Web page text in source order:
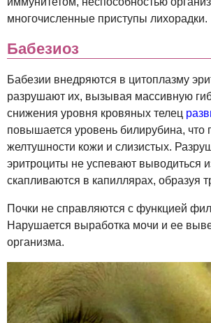
многочисленные приступы лихорадки.
Бабезиоз
Бабезии внедряются в цитоплазму
разрушают их, вызывая массивную
снижения уровня кровяных телец
повышается уровень билирубина, что
желтушности кожи и слизистых.
эритроциты не успевают выводиться
скапливаются в капиллярах, образуя
Почки не справляются с функцией
Нарушается выработка мочи и ее
организма.